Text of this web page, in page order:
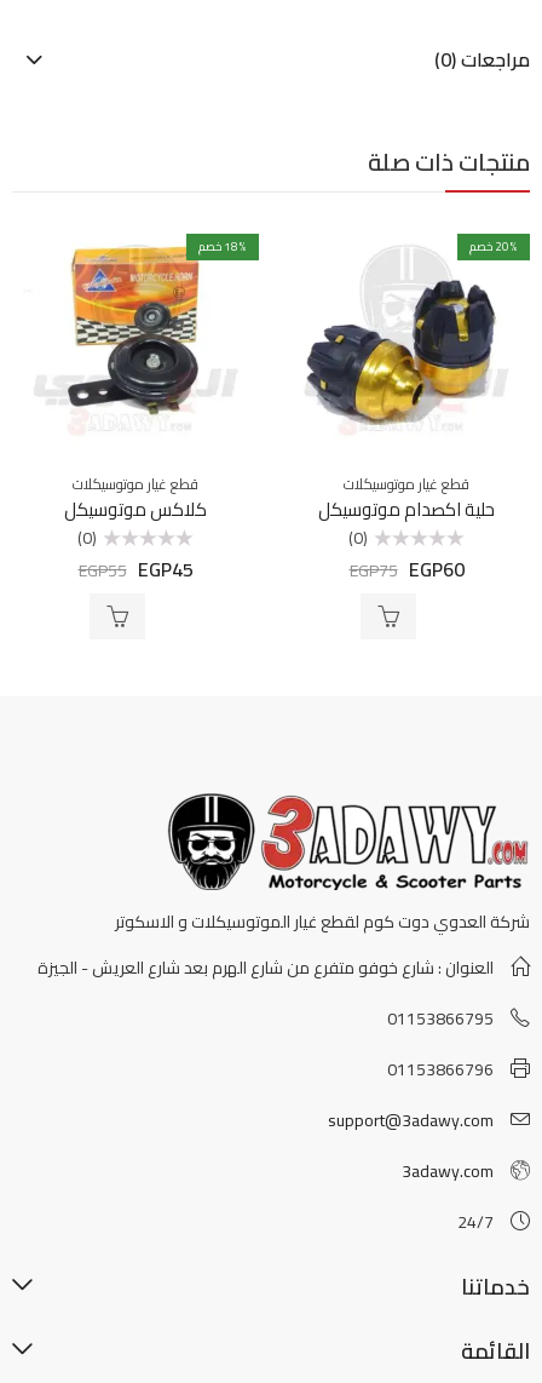
مراجعات (0)
منتجات ذات صلة
20% خصم
قطع غيار موتوسيكلات
حلية اكصدام موتوسيكل
التقييم
(0)
EGP60
EGP75
18% خصم
قطع غيار موتوسيكلات
كلاكس موتوسيكل
التقييم
(0)
EGP45
EGP55
شركة العدوي دوت كوم لقطع غيار الموتوسيكلات و الاسكوتر
العنوان : شارع خوفو متفرع من شارع الهرم بعد شارع العريش - الجيزة
01153866795
01153866796
support@3adawy.com
3adawy.com
24/7
خدماتنا
القائمة